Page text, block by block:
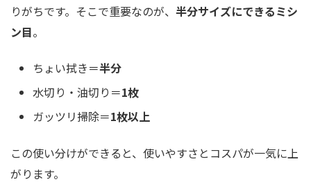
りがちです。そこで重要なのが、 半分サイズにできるミシ
ン目。
ちょい拭き＝半分
水切り・油切り＝1枚
ガッツリ掃除＝1枚以上
この使い分けができると、使いやすさとコスパが一気に上
がります。